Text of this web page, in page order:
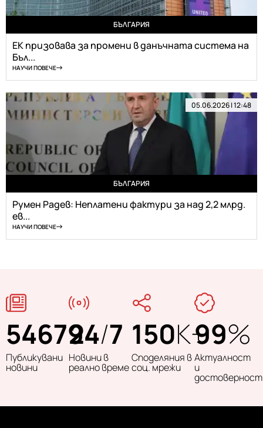
БЪЛГАРИЯ
ЕК призовава за промени в данъчната система на
Бъл...
НАУЧИ ПОВЕЧЕ
05.06.2026 | 12:48
БЪЛГАРИЯ
Румен Радев: Неплатени фактури за над 2,2 млрд.
ев...
НАУЧИ ПОВЕЧЕ
54679
Публикувани
новини
24/7
Новини в
реално време
150K+
Споделяния в
соц. мрежи
99%
Актуалност
и
достоверност